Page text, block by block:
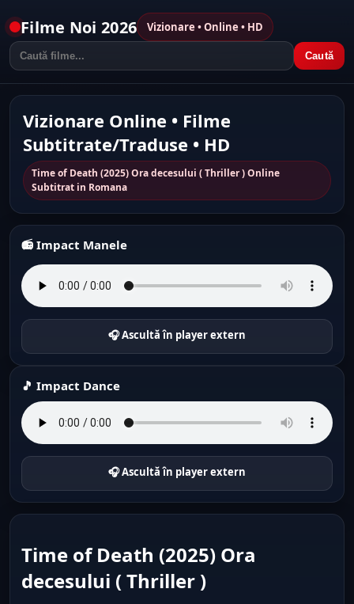
Filme Noi 2026 Vizionare • Online • HD
Caută
Vizionare Online • Filme
Subtitrate/Traduse • HD
Time of Death (2025) Ora decesului ( Thriller ) Online
Subtitrat in Romana
📻 Impact Manele
🎧 Ascultă în player extern
🎵 Impact Dance
🎧 Ascultă în player extern
Time of Death (2025) Ora
decesului ( Thriller )